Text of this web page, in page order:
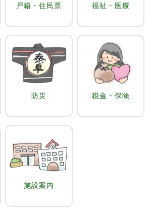
戸籍・住民票 福祉・医療
防災 税金・保険
施設案内